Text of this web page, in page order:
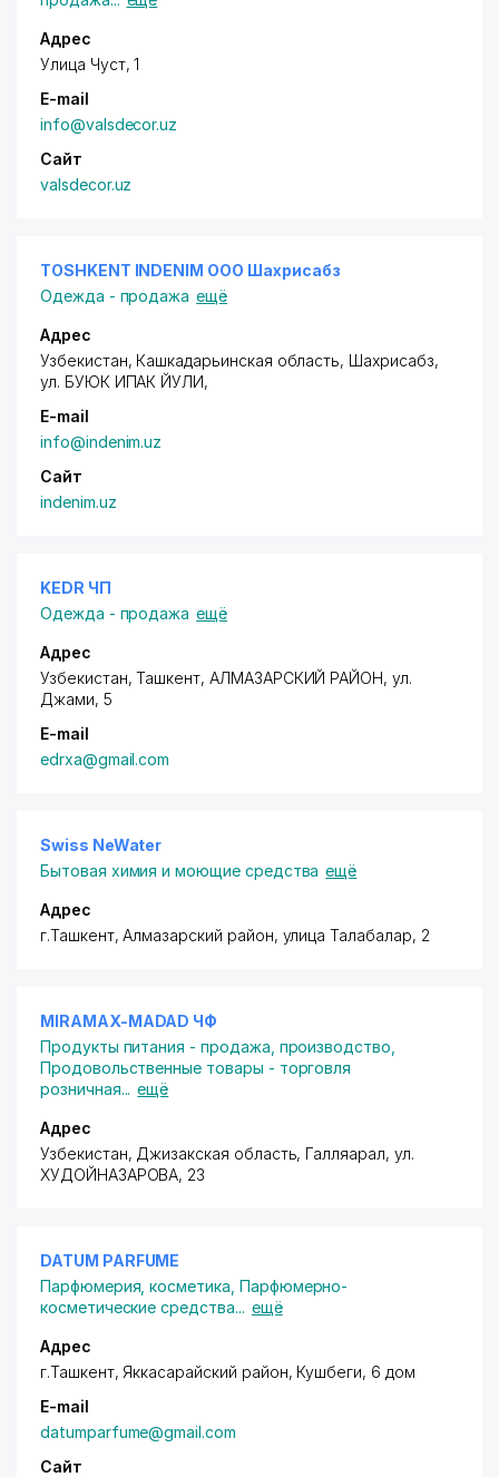
Адрес
Улица Чуст, 1
E-mail
info@valsdecor.uz
Сайт
valsdecor.uz
TOSHKENT INDENIM ООО Шахрисабз
Одежда - продажа ещё
Адрес
Узбекистан, Кашкадарьинская область, Шахрисабз,
ул. БУЮК ИПАК ЙУЛИ,
E-mail
info@indenim.uz
Сайт
indenim.uz
KEDR ЧП
Одежда - продажа ещё
Адрес
Узбекистан, Ташкент, АЛМАЗАРСКИЙ РАЙОН,ул.
Джами, 5
E-mail
edrxa@gmail.com
Swiss NeWater
Бытовая химия и моющие средства ещё
Адрес
г.Ташкент,Алмазарский район, улица Талабалар, 2
MIRAMAX-MADAD ЧФ
Продукты питания - продажа, производство
Продовольственные товары - торговля
розничная... ещё
Адрес
Узбекистан, Джизакская область, Галляарал, ул.
ХУДОЙНАЗАРОВА, 23
DATUM PARFUME
Парфюмерия, косметика Парфюмерно-
косметические средства... ещё
Адрес
г.Ташкент, Яккасарайский район, Кушбеги, 6 дом
E-mail
datumparfume@gmail.com
Сайт